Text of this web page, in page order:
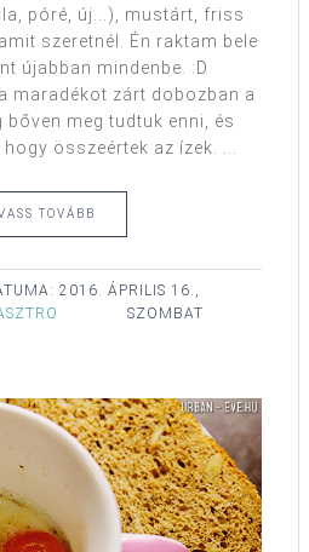
póré, új...), mustárt, friss
szeretnél. Én raktam bele
újabban mindenbe. :D
maradékot zárt dobozban a
meg tudtuk enni, és
összeértek az ízek. ...
TOVÁBB
2016. ÁPRILIS 16.,
SZOMBAT